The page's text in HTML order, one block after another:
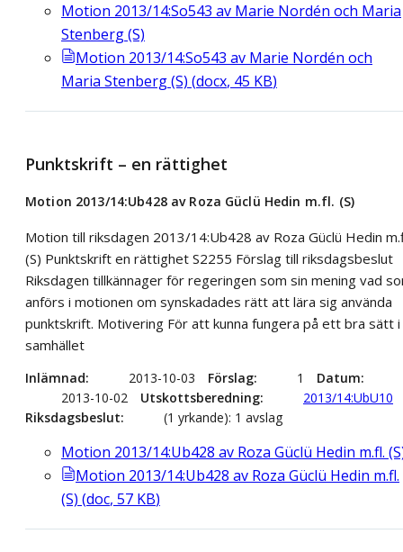
Motion 2013/14:So543 av Marie Nordén och Maria
Stenberg (S)
Motion 2013/14:So543 av Marie Nordén och
Maria Stenberg (S) (docx, 45 KB)
Punktskrift – en rättighet
Motion 2013/14:Ub428 av Roza Güclü Hedin m.fl. (S)
Motion till riksdagen 2013/14:Ub428 av Roza Güclü Hedin
(S) Punktskrift en rättighet S2255 Förslag till riksdagsbeslut
Riksdagen tillkännager för regeringen som sin mening vad
anförs i motionen om synskadades rätt att lära sig använda
punktskrift. Motivering För att kunna fungera på ett bra sätt i
samhället
Inlämnad 2013-10-03 Förslag 1
Datum
2013-10-02
Utskottsberedning
2013/14:UbU10
Riksdagsbeslut
(1 yrkande): 1 avslag
Motion 2013/14:Ub428 av Roza Güclü Hedin m.fl.
Motion 2013/14:Ub428 av Roza Güclü Hedin m.fl.
(S) (doc, 57 KB)